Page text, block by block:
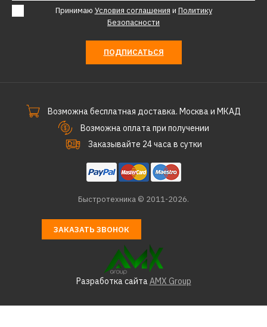
190390р.
ДОБАВИТЬ К СРАВНЕНИЮ
Варочная поверхность DE
DIETRICH DPI4450G
250390р.
КУПИТЬ
Варочная поверхность DE
DIETRICH DPI4451GT
Принимаю Условия соглашения и Политику
Безопасности
ПОДПИСАТЬСЯ
Возможна бесплатная доставка. Москва и МКАД
Возможна оплата при получении
Заказывайте 24 часа в сутки
Быстротехника © 2011-2026.
ЗАКАЗАТЬ ЗВОНОК
Разработка сайта AMX Group